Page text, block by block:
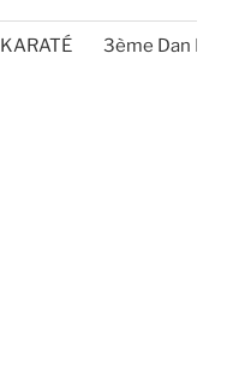
KARATÉ 3ème Dan FFK